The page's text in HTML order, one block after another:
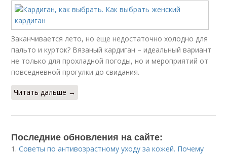
Заканчивается лето, но еще недостаточно холодно для
пальто и курток? Вязаный кардиган – идеальный вариант
не только для прохладной погоды, но и мероприятий от
повседневной прогулки до свидания.
Читать дальше →
Последние обновления на сайте:
1.Советы по антивозрастному уходу за кожей. Почему